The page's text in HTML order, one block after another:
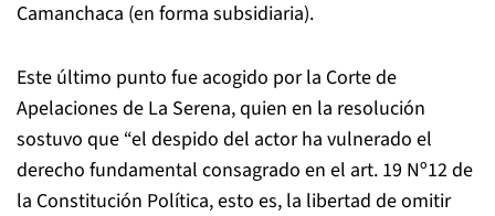
Camanchaca (en forma subsidiaria).
Este último punto fue acogido por la Corte de
Apelaciones de La Serena, quien en la resolución
sostuvo que “el despido del actor ha vulnerado el
derecho fundamental consagrado en el art. 19 Nº12 de
la Constitución Política, esto es, la libertad de omitir